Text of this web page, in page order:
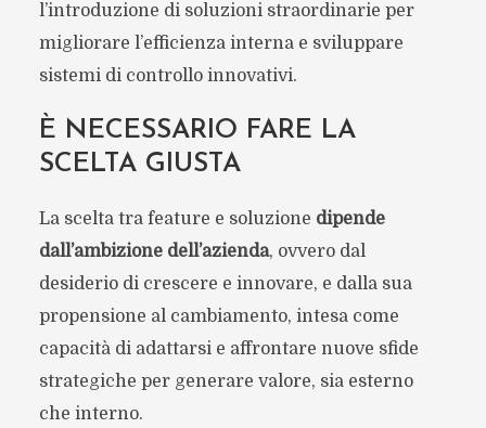
l’introduzione di soluzioni straordinarie per
migliorare l’efficienza interna e sviluppare
sistemi di controllo innovativi.
È NECESSARIO FARE LA
SCELTA GIUSTA
La scelta tra feature e soluzione dipende
dall’ambizione dell’azienda, ovvero dal
desiderio di crescere e innovare, e dalla sua
propensione al cambiamento, intesa come
capacità di adattarsi e affrontare nuove sfide
strategiche per generare valore, sia esterno
che interno.